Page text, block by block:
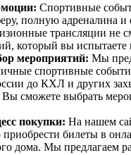
Спортивные
полную адреналина и
трансляции не
который вы
мероприятий: Мы
спортивные
до КХЛ и других
сможете выбрать
покупки: На нашем
приобрести билеты в
дома. Мы предлагаем